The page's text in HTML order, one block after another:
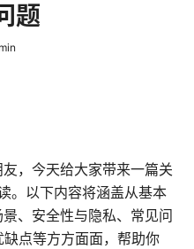
题
min
，今天给大家带来一篇关
。以下内容将涵盖从基本
、安全性与隐私、常见问
点等方方面面，帮助你